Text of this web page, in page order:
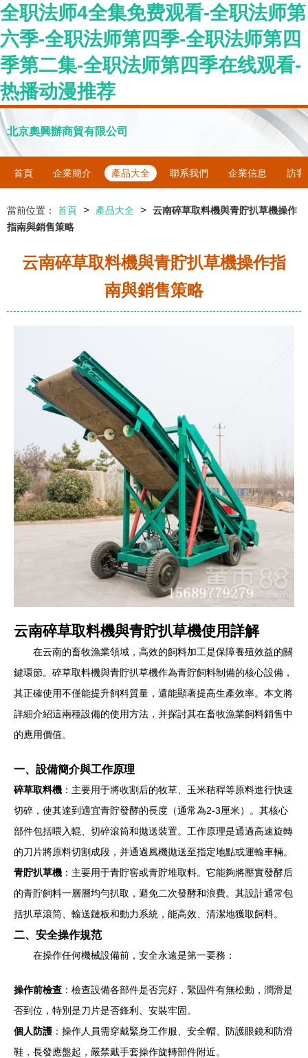
全职法师4全集免费观看-全职法师第
六季-全职法师第四季-全职法师第四
季第二集-全职法师第四季在线观看-
热播动漫推荐
北京奧興辦商貿有限公司
首頁 企業簡介 產品大全 聯系我們 企業信息 訪客
當前位置： 首頁 > 產品大全 > 云南碎草取料機與青貯扒草機操作
指南與銷售策略
云南碎草取料機與青貯扒草機操作指
南與銷售策略
云南碎草取料機與青貯扒草機使用詳解
在云南的畜牧漁業領域，高效的飼料加工是保障養殖效益的關
鍵環節。碎草取料機與青貯扒草機作為青貯飼料制備的核心設備，
其正確使用不僅能提升飼料質量，還能顯著提高生產效率。本文將
詳細介紹這兩種設備的使用方法，并探討其在畜牧漁業飼料銷售中
的應用價值。
一、設備簡介與工作原理
碎草取料機 ：主要用于將收割后的牧草、玉米秸稈等原料進行快速
切碎，使其達到適宜青貯發酵的長度（通常為2-3厘米）。其核心
部件包括喂入輥、切碎滾筒和拋送裝置。工作原理是通過高速旋轉
的刀片將原料切割成段，并通過風機拋送至指定地點或運輸車輛。
青貯扒草機 ：主要用于青貯窖或青貯堆取料。它能夠將壓實發酵后
的青貯飼料一層層均勻扒取，避免二次發酵和浪費。其設計通常包
括扒草滾筒、輸送鏈板和動力系統，能高效、清潔地獲取飼料。
二、安全操作規范
在操作任何機械設備前，安全永遠是第一要務：
操作前檢查 ：檢查設備各部件是否完好，緊固件有無松動，潤滑是
否到位，特別是刀片是否鋒利、安裝牢固。
個人防護 ：操作人員需穿戴緊身工作服、安全帽、防護眼鏡和防滑
鞋，長發應盤起，嚴禁戴手套操作旋轉部件附近。